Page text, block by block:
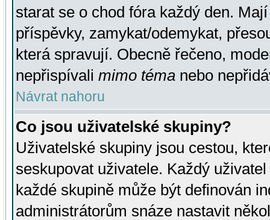
starat se o chod fóra každý den.
příspěvky, zamykat/odemykat,
která spravují. Obecně řečeno,
nepřispívali mimo téma nebo
Návrat nahoru
Co jsou uživatelské skupiny?
Uživatelské skupiny jsou cestou,
seskupovat uživatele. Každý
každé skupině může být definován
administrátorům snáze nastavit